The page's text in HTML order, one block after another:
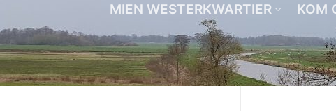
MIEN WESTERKWARTIER KOM